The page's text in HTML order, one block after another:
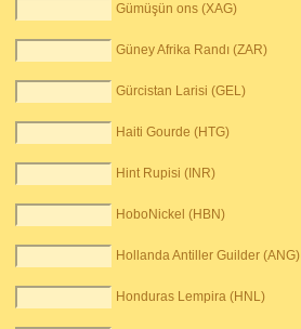
Gümüşün ons (XAG)
Güney Afrika Randı (ZAR)
Gürcistan Larisi (GEL)
Haiti Gourde (HTG)
Hint Rupisi (INR)
HoboNickel (HBN)
Hollanda Antiller Guilder (ANG)
Honduras Lempira (HNL)